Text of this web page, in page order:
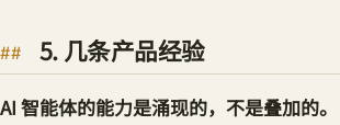
5. 几条产品经验
AI 智能体的能力是涌现的，不是叠加的。